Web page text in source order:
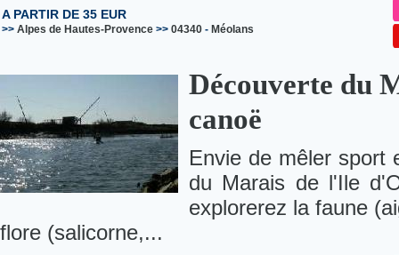
A PARTIR DE 35 EUR
>> Alpes de Hautes-Provence >> 04340 - Méolans
Découverte du
canoë
Envie de mêler sport
du Marais de l'Ile
explorerez la faune
flore (salicorne,...